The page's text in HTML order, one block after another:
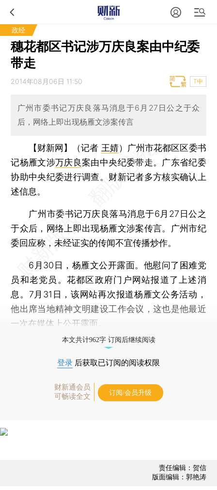
政经
穗花都区书记涉万庆良案由中纪委
带走
2014年08月06日 11:50 T中
广州市委书记万庆良落马消息于6月27日公之于众
后，网络上即出现杨雁文涉案传言
【财新网】（记者 王婧）
广州市花都区区委书
记杨雁文涉万庆良案由中央纪委带走。广东省纪委
协助中央纪委进行调查。财新记者多方核实确认上
述信息。
广州市委书记万庆良落马消息于6月27日公之
于众后，网络上即出现杨雁文涉案传言。广州市纪
委回应称，未经证实的传闻不宜传播炒作。
6月30日，杨雁文公开露面。他慰问了困难党
员和老党员。花都区政府门户网站报道了上述消
息。7月31日，该网站再次报道杨雁文公务活动，
他出席当地精神文明建设工作会议，这也是他最近
一次在媒体上公开露面。
本文共计962字 订阅后继续阅读
登录 后获取已订阅的阅读权限
财新通会员
可畅读全文
订阅/会员升级
责任编辑：贺信
版面编辑：郭艳涛